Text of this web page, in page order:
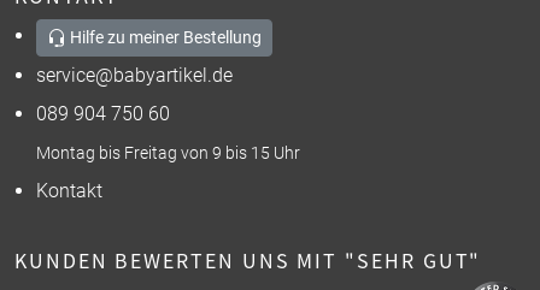
Hilfe zu meiner Bestellung
service@babyartikel.de
089 904 750 60
Montag bis Freitag von 9 bis 15 Uhr
Kontakt
KUNDEN BEWERTEN UNS MIT "SEHR GUT"